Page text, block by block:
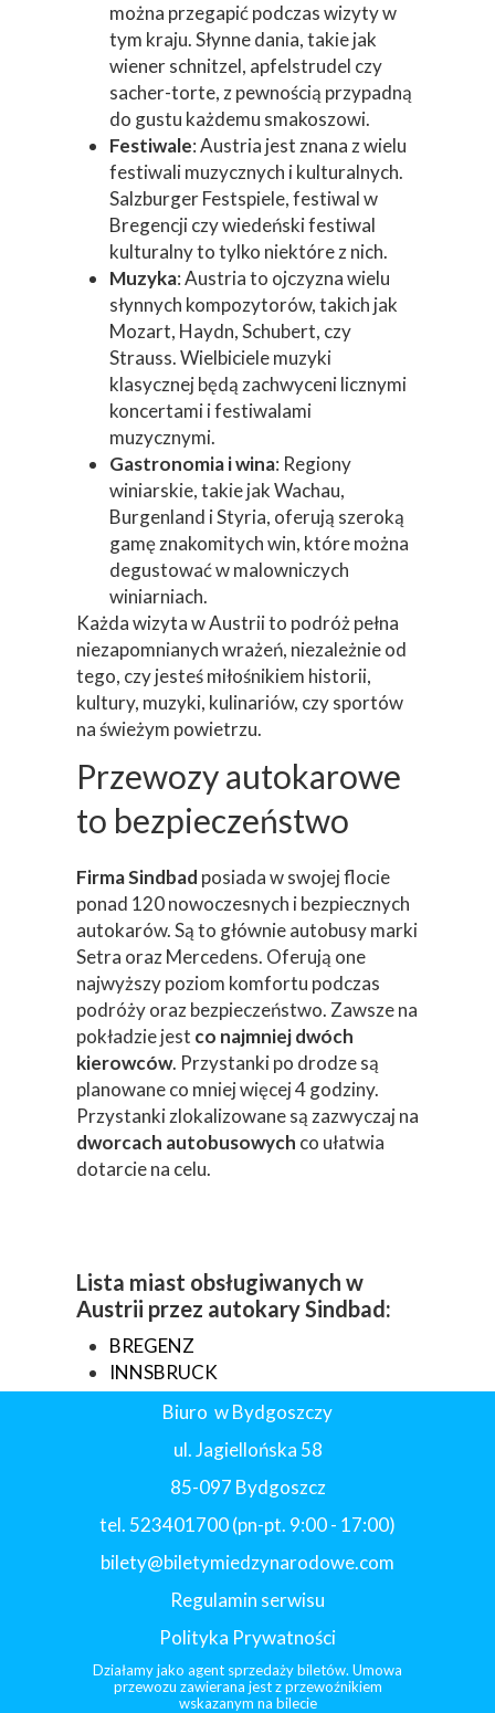
Biuro w Bydgoszczy
ul. Jagiellońska 58
85-097 Bydgoszcz
tel. 523401700 (pn-pt. 9:00 - 17:00)
bilety@biletymiedzynarodowe.com
Regulamin serwisu
Polityka Prywatności
Działamy jako agent sprzedaży biletów. Umowa
przewozu zawierana jest z przewoźnikiem
wskazanym na bilecie
można przegapić podczas wizyty w
tym kraju. Słynne dania, takie jak
wiener schnitzel, apfelstrudel czy
sacher-torte, z pewnością przypadną
do gustu każdemu smakoszowi.
Festiwale: Austria jest znana z wielu
festiwali muzycznych i kulturalnych.
Salzburger Festspiele, festiwal w
Bregencji czy wiedeński festiwal
kulturalny to tylko niektóre z nich.
Muzyka: Austria to ojczyzna wielu
słynnych kompozytorów, takich jak
Mozart, Haydn, Schubert, czy
Strauss. Wielbiciele muzyki
klasycznej będą zachwyceni licznymi
koncertami i festiwalami
muzycznymi.
Gastronomia i wina: Regiony
winiarskie, takie jak Wachau,
Burgenland i Styria, oferują szeroką
gamę znakomitych win, które można
degustować w malowniczych
winiarniach.
Każda wizyta w Austrii to podróż pełna
niezapomnianych wrażeń, niezależnie od
tego, czy jesteś miłośnikiem historii,
kultury, muzyki, kulinariów, czy sportów
na świeżym powietrzu.
Przewozy autokarowe
to bezpieczeństwo
Firma Sindbad posiada w swojej flocie
ponad 120 nowoczesnych i bezpiecznych
autokarów. Są to głównie autobusy marki
Setra oraz Mercedens. Oferują one
najwyższy poziom komfortu podczas
podróży oraz bezpieczeństwo. Zawsze na
pokładzie jest co najmniej dwóch
kierowców. Przystanki po drodze są
planowane co mniej więcej 4 godziny.
Przystanki zlokalizowane są zazwyczaj na
dworcach autobusowych co ułatwia
dotarcie na celu.
Lista miast obsługiwanych w
Austrii przez autokary Sindbad:
BREGENZ
INNSBRUCK